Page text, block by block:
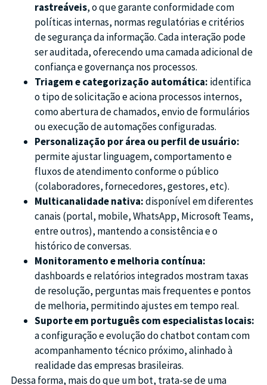
rastreáveis, o que garante conformidade com
políticas internas, normas regulatórias e critérios
de segurança da informação. Cada interação pode
ser auditada, oferecendo uma camada adicional de
confiança e governança nos processos.
Triagem e categorização automática: identifica
o tipo de solicitação e aciona processos internos,
como abertura de chamados, envio de formulários
ou execução de automações configuradas.
Personalização por área ou perfil de usuário:
permite ajustar linguagem, comportamento e
fluxos de atendimento conforme o público
(colaboradores, fornecedores, gestores, etc).
Multicanalidade nativa:disponível em diferentes
canais (portal, mobile, WhatsApp, Microsoft Teams,
entre outros), mantendo a consistência e o
histórico de conversas.
Monitoramento e melhoria contínua:
dashboards e relatórios integrados mostram taxas
de resolução, perguntas mais frequentes e pontos
de melhoria, permitindo ajustes em tempo real.
Suporte em português com especialistas locais:
a configuração e evolução do chatbot contam com
acompanhamento técnico próximo, alinhado à
realidade das empresas brasileiras.
Dessa forma, mais do que um bot, trata-se de uma